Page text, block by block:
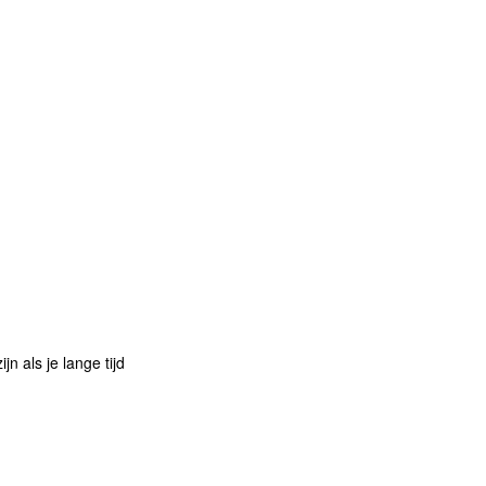
als je lange tijd